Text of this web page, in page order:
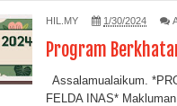
HIL.MY 1/30/2024
Program
Assalamualaikum.
FELDA INAS*